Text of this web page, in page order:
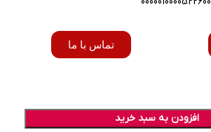
تماس با ما
افزودن به سبد خرید